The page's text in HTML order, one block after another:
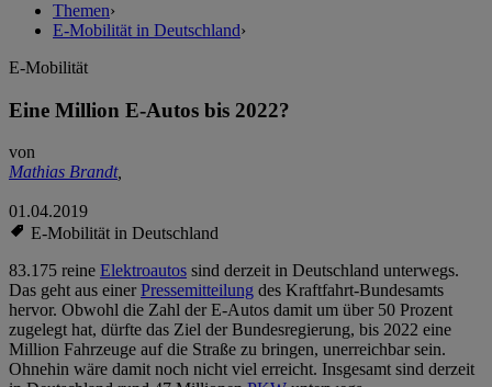
Themen›
E-Mobilität in Deutschland›
E-Mobilität
Eine Million E-Autos bis 2022?
von
Mathias Brandt,
01.04.2019
E-Mobilität in Deutschland
83.175 reine Elektroautos sind derzeit in Deutschland unterwegs.
Das geht aus einerPressemitteilung des Kraftfahrt-Bundesamts
hervor. Obwohl die Zahl der E-Autos damit um über 50 Prozent
zugelegt hat, dürfte das Ziel der Bundesregierung, bis 2022 eine
Million Fahrzeuge auf die Straße zu bringen, unerreichbar sein.
Ohnehin wäre damit noch nicht viel erreicht. Insgesamt sind derzeit